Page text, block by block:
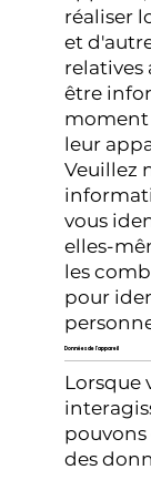
réaliser
et
relatives
être
moment
leur
Veuillez
vous
elles-
les
pour
Données de l'appareil
Lorsque
des